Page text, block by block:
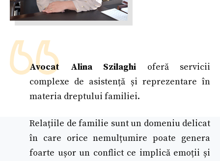
Avocat Alina Szilaghi oferă servicii
complexe de asistență și reprezentare în
materia dreptului familiei.
Relațiile de familie sunt un domeniu delicat
în care orice nemulțumire poate genera
foarte ușor un conflict ce implică emoții și